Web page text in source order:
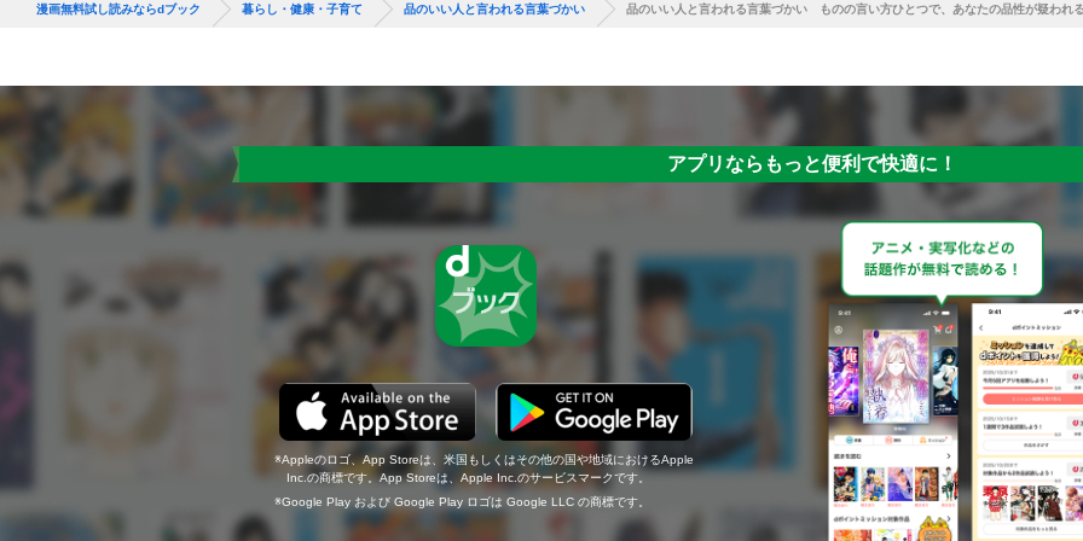
漫画無料試し読みならdブック 暮らし・健康・子育て 品のいい人と言われる言葉づかい 品のいい人と言われる言葉づかい ものの言い方ひとつで、あなたの品性が疑われ
アプリならもっと便利で快適に！
Appleのロゴ、App Storeは、米国もしくはその他の国や地域におけるApple
Inc.の商標です。App Storeは、Apple Inc.のサービスマークです。
Google Play および Google Play ロゴは Google LLC の商標です。